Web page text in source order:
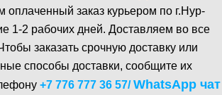
оплаченный заказ курьером по г.Нур-
1-2 рабочих дней. Доставляем во все
заказать срочную доставку или
способы доставки, сообщите их
+7 776 777 36 57/WhatsA pp чат